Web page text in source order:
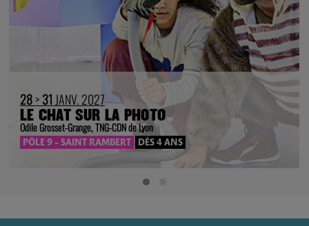
28>31JANV. 2027
LE CHAT SUR LA PHOTO
Odile Grosset-Grange, TNG-CDN de Lyon
PÔLE 9 - SAINT RAMBERT DÈS 4 ANS